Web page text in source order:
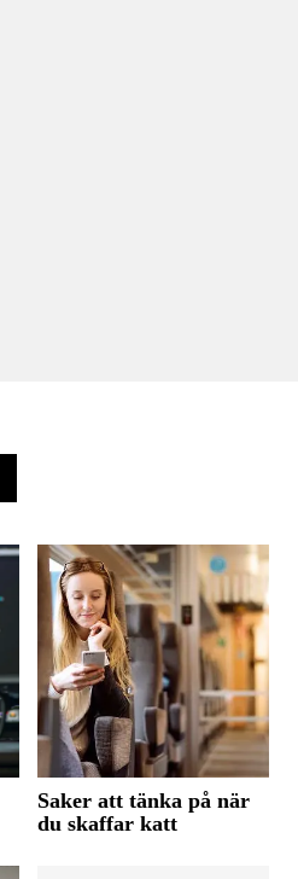
Saker att tänka på när
du skaffar katt